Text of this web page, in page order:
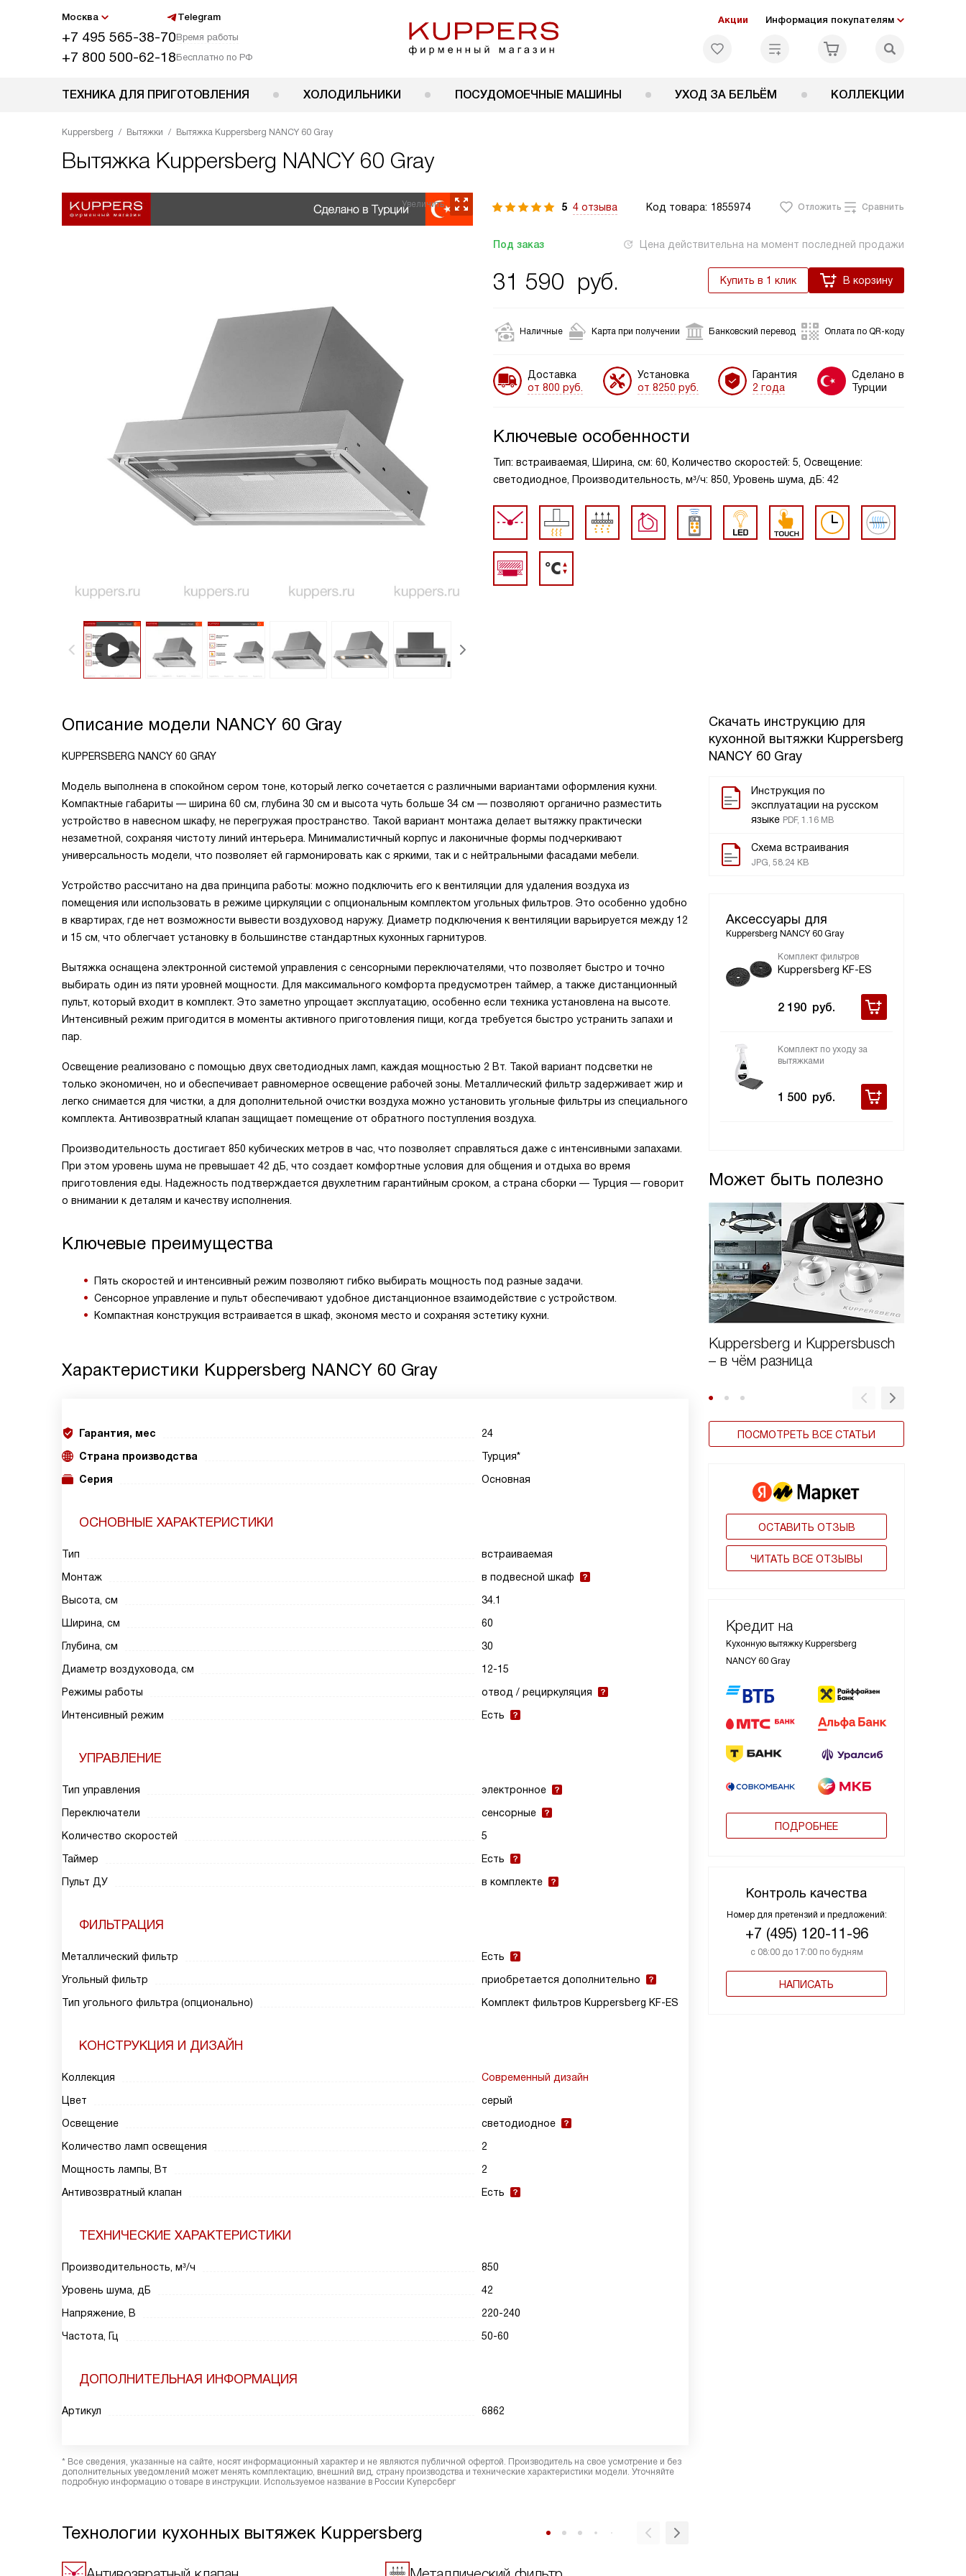
Москва Telegram
+7 495 565-38-70Время работы
+7 800 500-62-18Бесплатно по РФ
Акции Информация покупателям
ТЕХНИКА ДЛЯ ПРИГОТОВЛЕНИЯ ХОЛОДИЛЬНИКИ ПОСУДОМОЕЧНЫЕ МАШИНЫ УХОД ЗА БЕЛЬЁМ КОЛЛЕКЦИИ
Kuppersberg Вытяжки Вытяжка Kuppersberg NANCY 60 Gray
Вытяжка Kuppersberg NANCY 60 Gray
5 4 отзыва Код товара: 1855974 Отложить Сравнить
Под заказ Цена действительна на момент последней продажи
31 590 руб. Купить в 1 клик В корзину
Наличные Карта при получении Банковский перевод Оплата по QR-коду
Доставка
от 800 руб.
Установка
от 8250 руб.
Гарантия
2 года
Сделано в
Турции
Ключевые особенности
Тип: встраиваемая, Ширина, см: 60, Количество скоростей: 5, Освещение:
светодиодное, Производительность, м³/ч: 850, Уровень шума, дБ: 42
Скачать инструкцию для
кухонной вытяжки Kuppersberg
NANCY 60 Gray
Инструкция по
эксплуатации на русском
языке PDF, 1.16 MB
Схема встраивания
JPG, 58.24 KB
Аксессуары для
Kuppersberg NANCY 60 Gray
Комплект фильтров
Kuppersberg KF-ES
2 190 руб.
Комплект по уходу за
вытяжками
1 500 руб.
Может быть полезно
Kuppersberg и Kuppersbusch
– в чём разница
ПОСМОТРЕТЬ ВСЕ СТАТЬИ
ОСТАВИТЬ ОТЗЫВ
ЧИТАТЬ ВСЕ ОТЗЫВЫ
Кредит на
Кухонную вытяжку Kuppersberg
NANCY 60 Gray
ПОДРОБНЕЕ
Контроль качества
Номер для претензий и предложений:
+7 (495) 120-11-96
с 08:00 до 17:00 по будням
НАПИСАТЬ
Описание модели NANCY 60 Gray
KUPPERSBERG NANCY 60 GRAY
Модель выполнена в спокойном сером тоне, который легко сочетается с различными вариантами оформления кухни.
Компактные габариты — ширина 60 см, глубина 30 см и высота чуть больше 34 см — позволяют органично разместить
устройство в навесном шкафу, не перегружая пространство. Такой вариант монтажа делает вытяжку практически
незаметной, сохраняя чистоту линий интерьера. Минималистичный корпус и лаконичные формы подчеркивают
универсальность модели, что позволяет ей гармонировать как с яркими, так и с нейтральными фасадами мебели.
Устройство рассчитано на два принципа работы: можно подключить его к вентиляции для удаления воздуха из
помещения или использовать в режиме циркуляции с опциональным комплектом угольных фильтров. Это особенно удобно
в квартирах, где нет возможности вывести воздуховод наружу. Диаметр подключения к вентиляции варьируется между 12
и 15 см, что облегчает установку в большинстве стандартных кухонных гарнитуров.
Вытяжка оснащена электронной системой управления с сенсорными переключателями, что позволяет быстро и точно
выбирать один из пяти уровней мощности. Для максимального комфорта предусмотрен таймер, а также дистанционный
пульт, который входит в комплект. Это заметно упрощает эксплуатацию, особенно если техника установлена на высоте.
Интенсивный режим пригодится в моменты активного приготовления пищи, когда требуется быстро устранить запахи и
пар.
Освещение реализовано с помощью двух светодиодных ламп, каждая мощностью 2 Вт. Такой вариант подсветки не
только экономичен, но и обеспечивает равномерное освещение рабочей зоны. Металлический фильтр задерживает жир и
легко снимается для чистки, а для дополнительной очистки воздуха можно установить угольные фильтры из специального
комплекта. Антивозвратный клапан защищает помещение от обратного поступления воздуха.
Производительность достигает 850 кубических метров в час, что позволяет справляться даже с интенсивными запахами.
При этом уровень шума не превышает 42 дБ, что создает комфортные условия для общения и отдыха во время
приготовления еды. Надежность подтверждается двухлетним гарантийным сроком, а страна сборки — Турция — говорит
о внимании к деталям и качеству исполнения.
Ключевые преимущества
Пять скоростей и интенсивный режим позволяют гибко выбирать мощность под разные задачи.
Сенсорное управление и пульт обеспечивают удобное дистанционное взаимодействие с устройством.
Компактная конструкция встраивается в шкаф, экономя место и сохраняя эстетику кухни.
Характеристики Kuppersberg NANCY 60 Gray
Гарантия, мес
24
Страна производства
Турция*
Серия
Основная
ОСНОВНЫЕ ХАРАКТЕРИСТИКИ
Тип
встраиваемая
Монтаж
в подвесной шкаф
Высота, см
34.1
Ширина, см
60
Глубина, см
30
Диаметр воздуховода, см
12-15
Режимы работы
отвод / рециркуляция
Интенсивный режим
Есть
УПРАВЛЕНИЕ
Тип управления
электронное
Переключатели
сенсорные
Количество скоростей
5
Таймер
Есть
Пульт ДУ
в комплекте
ФИЛЬТРАЦИЯ
Металлический фильтр
Есть
Угольный фильтр
приобретается дополнительно
Тип угольного фильтра (опционально)
Комплект фильтров Kuppersberg KF-ES
КОНСТРУКЦИЯ И ДИЗАЙН
Коллекция
Современный дизайн
Цвет
серый
Освещение
светодиодное
Количество ламп освещения
2
Мощность лампы, Вт
2
Антивозвратный клапан
Есть
ТЕХНИЧЕСКИЕ ХАРАКТЕРИСТИКИ
Производительность, м³/ч
850
Уровень шума, дБ
42
Напряжение, В
220-240
Частота, Гц
50-60
ДОПОЛНИТЕЛЬНАЯ ИНФОРМАЦИЯ
Артикул 6862
* Все сведения, указанные на сайте, носят информационный характер и не являются публичной офертой. Производитель на свое усмотрение и без
дополнительных уведомлений может менять комплектацию, внешний вид, страну производства и технические характеристики модели. Уточняйте
подробную информацию о товаре в инструкции. Используемое название в России Куперсберг
Технологии кухонных вытяжек Kuppersberg